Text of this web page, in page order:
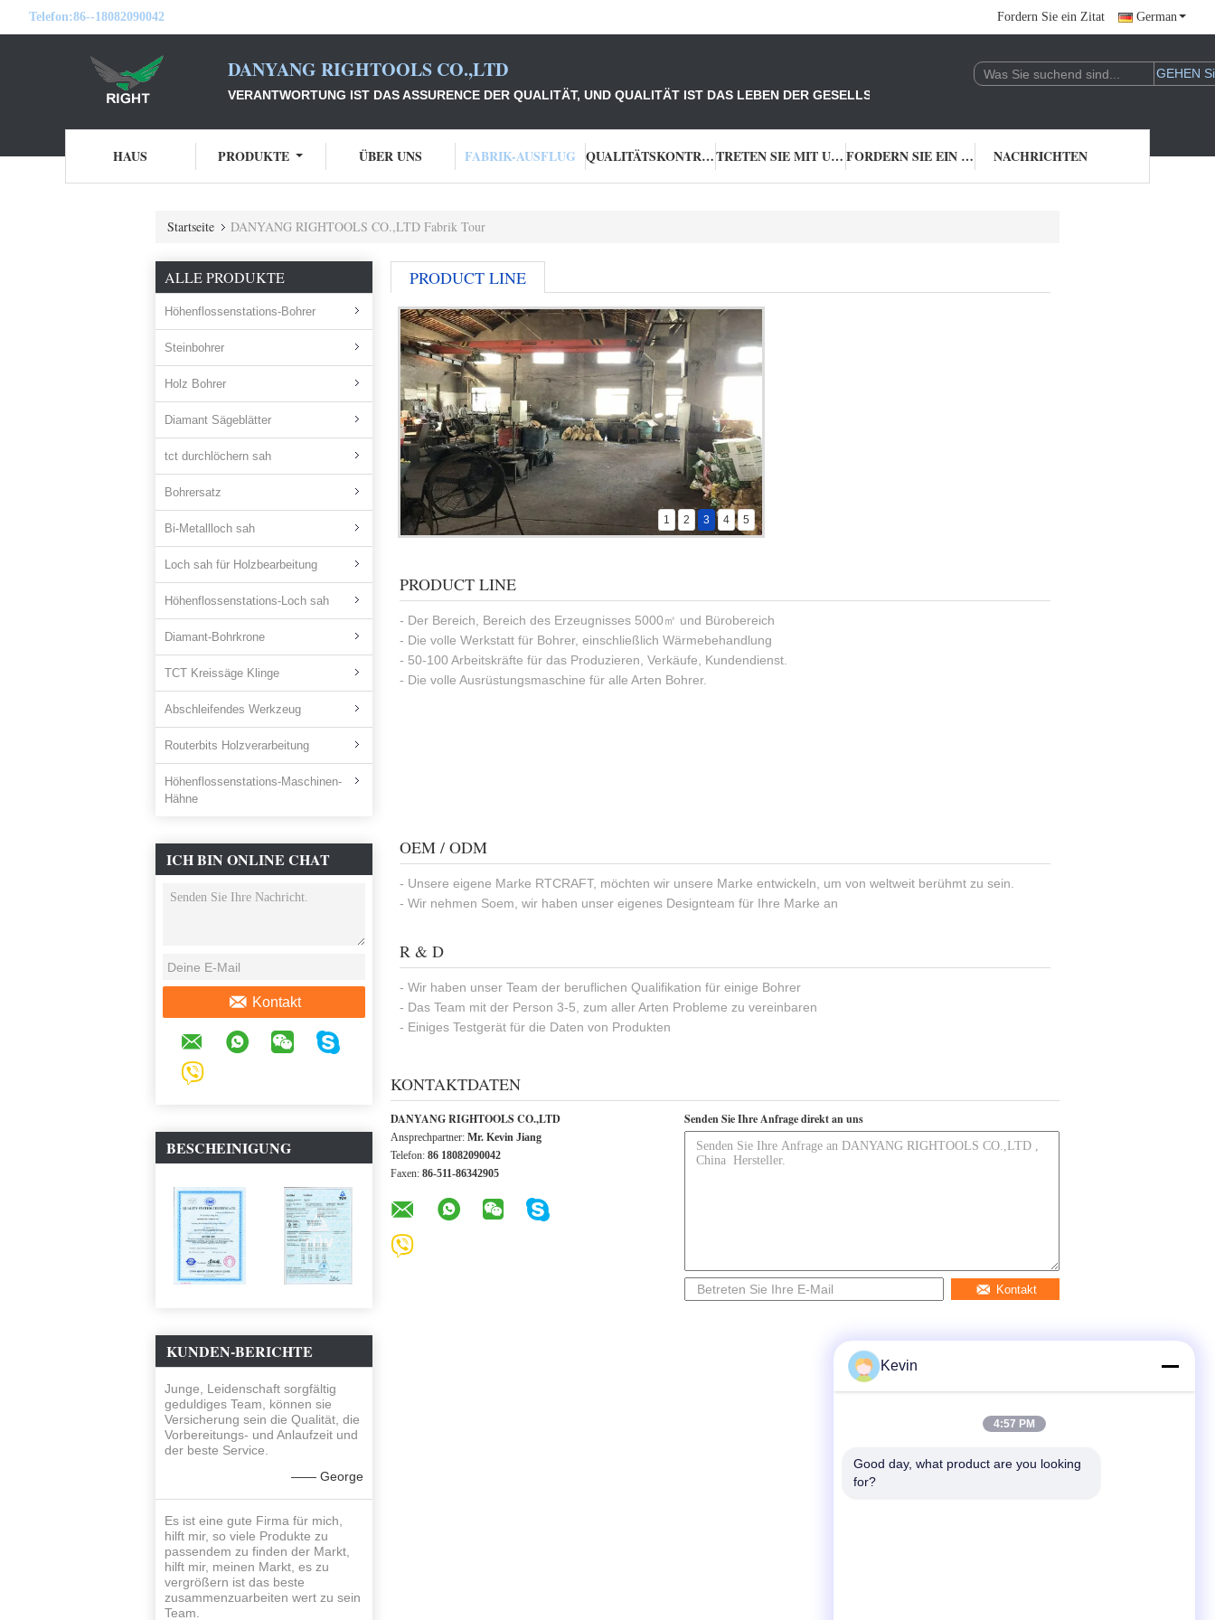
Telefon:86--18082090042 Fordern Sie ein Zitat German
DANYANG RIGHTOOLS CO.,LTD
VERANTWORTUNG IST DAS ASSURENCE DER QUALITÄT, UND QUALITÄT IST DAS LEBEN DER GESELLSCHAFT.
HAUS PRODUKTE ÜBER UNS FABRIK-AUSFLUG QUALITÄTSKONTROLLE TRETEN SIE MIT UNS IN VERBINDUNG FORDERN SIE EIN ZITAT NACHRICHTEN
Startseite DANYANG RIGHTOOLS CO.,LTD Fabrik Tour
ALLE PRODUKTE
Höhenflossenstations-Bohrer
Steinbohrer
Holz Bohrer
Diamant Sägeblätter
tct durchlöchern sah
Bohrersatz
Bi-Metallloch sah
Loch sah für Holzbearbeitung
Höhenflossenstations-Loch sah
Diamant-Bohrkrone
TCT Kreissäge Klinge
Abschleifendes Werkzeug
Routerbits Holzverarbeitung
Höhenflossenstations-Maschinen-
Hähne
ICH BIN ONLINE CHAT
JETZT
Kontakt
BESCHEINIGUNG
KUNDEN-BERICHTE
Junge, Leidenschaft sorgfältig
geduldiges Team, können sie
Versicherung sein die Qualität, die
Vorbereitungs- und Anlaufzeit und
der beste Service.
—— George
Es ist eine gute Firma für mich,
hilft mir, so viele Produkte zu
passendem zu finden der Markt,
hilft mir, meinen Markt, es zu
vergrößern ist das beste
zusammenzuarbeiten wert zu sein
Team.
PRODUCT LINE
1 2 3 4 5
PRODUCT LINE
- Der Bereich, Bereich des Erzeugnisses 5000㎡ und Bürobereich
- Die volle Werkstatt für Bohrer, einschließlich Wärmebehandlung
- 50-100 Arbeitskräfte für das Produzieren, Verkäufe, Kundendienst.
- Die volle Ausrüstungsmaschine für alle Arten Bohrer.
OEM / ODM
- Unsere eigene Marke RTCRAFT, möchten wir unsere Marke entwickeln, um von weltweit berühmt zu sein.
- Wir nehmen Soem, wir haben unser eigenes Designteam für Ihre Marke an
R & D
- Wir haben unser Team der beruflichen Qualifikation für einige Bohrer
- Das Team mit der Person 3-5, zum aller Arten Probleme zu vereinbaren
- Einiges Testgerät für die Daten von Produkten
KONTAKTDATEN
DANYANG RIGHTOOLS CO.,LTD
Ansprechpartner: Mr. Kevin Jiang
Telefon: 86 18082090042
Faxen: 86-511-86342905
Senden Sie Ihre Anfrage direkt an uns
Kontakt
Kevin
4:57 PM
Good day, what product are you looking
for?